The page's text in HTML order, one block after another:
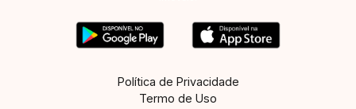
Política de Privacidade
Termo de Uso